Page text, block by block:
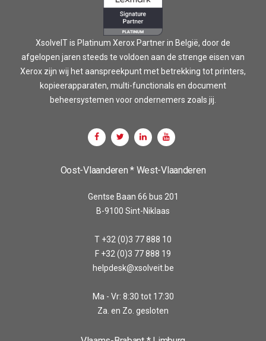
XsolveIT is Platinum Xerox Partner in België, door de
afgelopen jaren steeds te voldoen aan de strenge eisen van
Xerox zijn wij het aanspreekpunt met betrekking tot printers,
kopieerapparaten, multi-functionals en document
beheersystemen voor ondernemers zoals jij.
Oost-Vlaanderen * West-Vlaanderen
Gentse Baan 66 bus 201
B-9100 Sint-Niklaas
T +32 (0)3 77 888 10
F +32 (0)3 77 888 19
helpdesk@xsolveit.be
Ma - Vr: 8:30 tot 17:30
Za. en Zo. gesloten